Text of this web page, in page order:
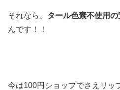
それなら、 タール色素不使用
んです！！
今は100円ショップでさえリッ